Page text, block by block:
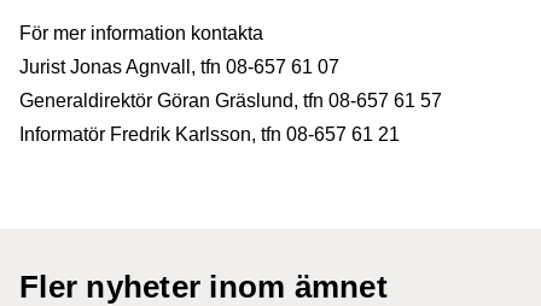
För mer information kontakta
Jurist Jonas Agnvall, tfn 08-657 61 07
Generaldirektör Göran Gräslund, tfn 08-657 61 57
Informatör Fredrik Karlsson, tfn 08-657 61 21
Fler nyheter inom ämnet